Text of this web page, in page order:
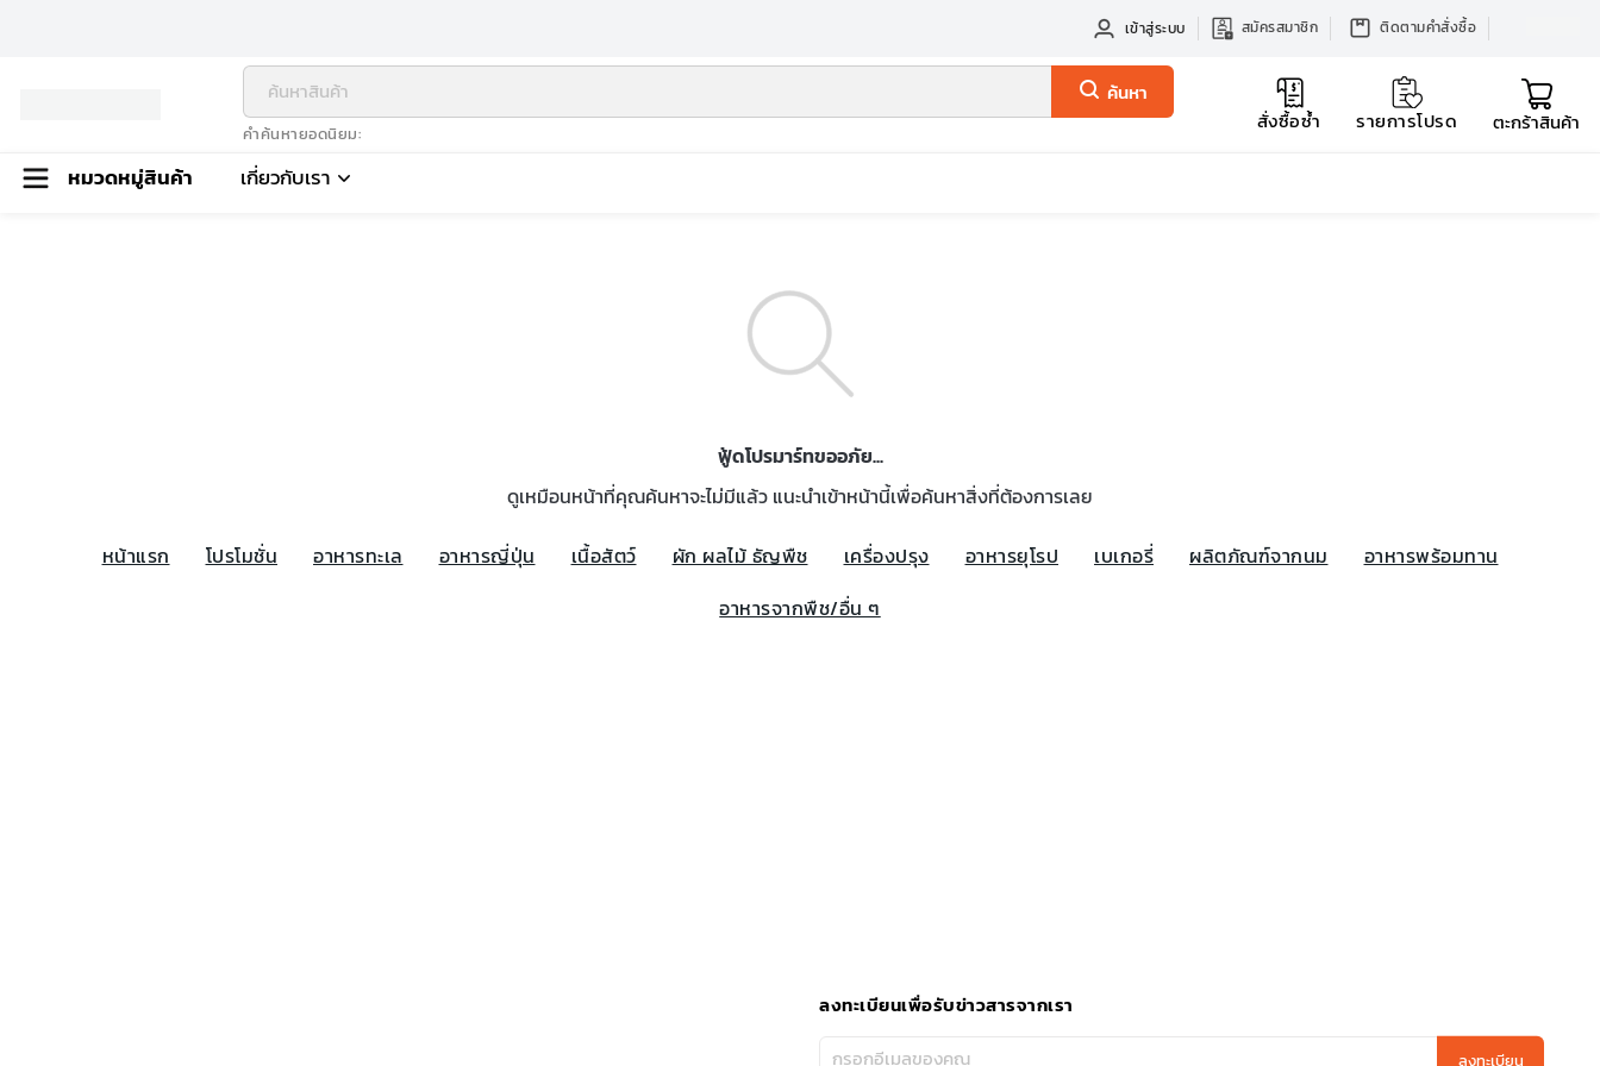
เข้าสู่ระบบ สมัครสมาชิก ติดตามคำสั่งซื้อ
ค้นหา
คำค้นหายอดนิยม สั่งซื้อซ้ำ รายการโปรด ตะกร้าสินค้า
หมวดหมู่สินค้า เกี่ยวกับเรา
ฟู้ดโปรมาร์ทขออภัย...
ดูเหมือนหน้าที่คุณค้นหาจะไม่มีแล้ว แนะนำเข้าหน้านี้เพื่อค้นหาสิ่งที่ต้องการเลย
หน้าแรก โปรโมชั่น อาหารทะเล อาหารญี่ปุ่น เนื้อสัตว์ ผัก ผลไม้ ธัญพืช เครื่องปรุง อาหารยุโรป เบเกอรี่ ผลิตภัณฑ์จากนม
อาหารพร้อมทาน
อาหารจากพืช/อื่น ๆ
ลงทะเบียนเพื่อรับข่าวสารจากเรา
ลงทะเบียน